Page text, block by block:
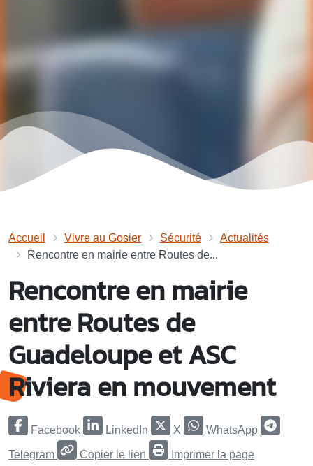
Accueil Vivre au Gosier Sécurité
Actualités
Rencontre en mairie entre Routes de...
Rencontre en mairie
entre Routes de
Guadeloupe et ASC
Riviera en mouvement
Facebook LinkedIn X WhatsApp
Telegram Copier le lien Imprimer la page